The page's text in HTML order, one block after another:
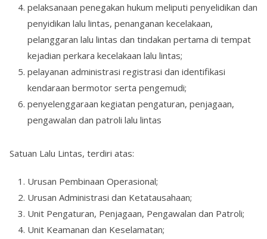
pelaksanaan penegakan hukum meliputi penyelidikan dan
penyidikan lalu lintas, penanganan kecelakaan,
pelanggaran lalu lintas dan tindakan pertama di tempat
kejadian perkara kecelakaan lalu lintas;
pelayanan administrasi registrasi dan identifikasi
kendaraan bermotor serta pengemudi;
penyelenggaraan kegiatan pengaturan, penjagaan,
pengawalan dan patroli lalu lintas
Satuan Lalu Lintas, terdiri atas:
Urusan Pembinaan Operasional;
Urusan Administrasi dan Ketatausahaan;
Unit Pengaturan, Penjagaan, Pengawalan dan Patroli;
Unit Keamanan dan Keselamatan;